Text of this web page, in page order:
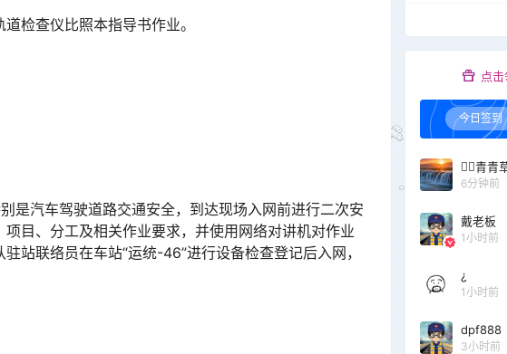
检查仪比照本指导书作业。
是汽车驾驶道路交通安全，到达现场入网前进行二次安
目、分工及相关作业要求，并使用网络对讲机对作业
站联络员在车站“运统-46”进行设备检查登记后入网，
点
今日签到
青青
6分钟前
戴老板
1小时前
¿
1小时前
dpf888
3小时前